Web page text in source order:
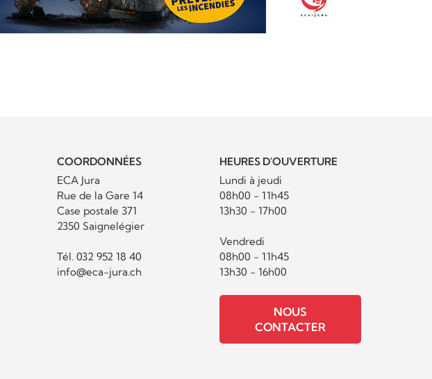
COORDONNÉES
ECA Jura
Rue de la Gare 14
Case postale 371
2350 Saignelégier
Tél. 032 952 18 40
info@eca-jura.ch
HEURES D'OUVERTURE
Lundi à jeudi
08h00 - 11h45
13h30 - 17h00
Vendredi
08h00 - 11h45
13h30 - 16h00
NOUS
CONTACTER